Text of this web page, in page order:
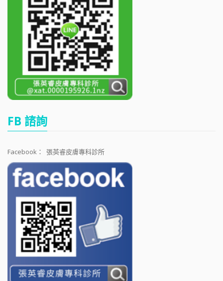
FB 諮詢
Facebook： 張英睿皮膚專科診所